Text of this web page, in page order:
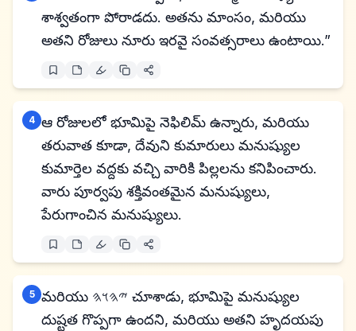
శాశ్వతంగా పోరాడదు. అతను మాంసం, మరియు
అతని రోజులు నూరు ఇరవై సంవత్సరాలు ఉంటాయి.”
4 ఆ రోజులలో భూమిపై నెఫిలిమ్ ఉన్నారు, మరియు
తరువాత కూడా, దేవుని కుమారులు మనుష్యుల
కుమార్తెల వద్దకు వచ్చి వారికి పిల్లలను కనిపించారు.
వారు పూర్వపు శక్తివంతమైన మనుష్యులు,
పేరుగాంచిన మనుష్యులు.
5 మరియు 𐤉𐤄𐤅𐤄 చూశాడు, భూమిపై మనుష్యుల
దుష్టత గొప్పగా ఉందని, మరియు అతని హృదయపు